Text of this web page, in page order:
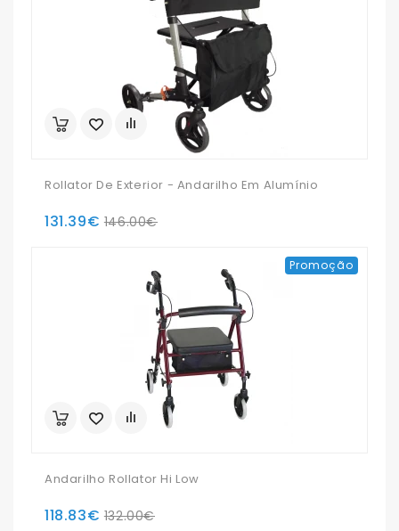
Rollator De Exterior - Andarilho Em Alumínio
131.39€ 146.00€
Promoção
Andarilho Rollator Hi Low
118.83€ 132.00€